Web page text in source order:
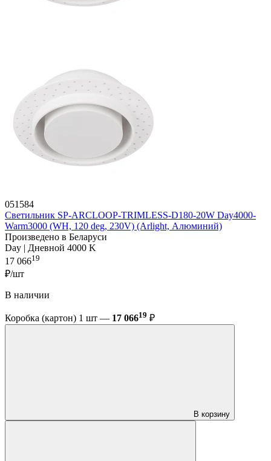
051584
Светильник SP-ARCLOOP-TRIMLESS-D180-20W Day4000-
Warm3000 (WH, 120 deg, 230V) (Arlight, Алюминий)
Произведено в Беларуси
Day | Дневной 4000 K
17 06619
₽/шт
В наличии
Коробка (картон) 1 шт — 17 06619 ₽
В корзину